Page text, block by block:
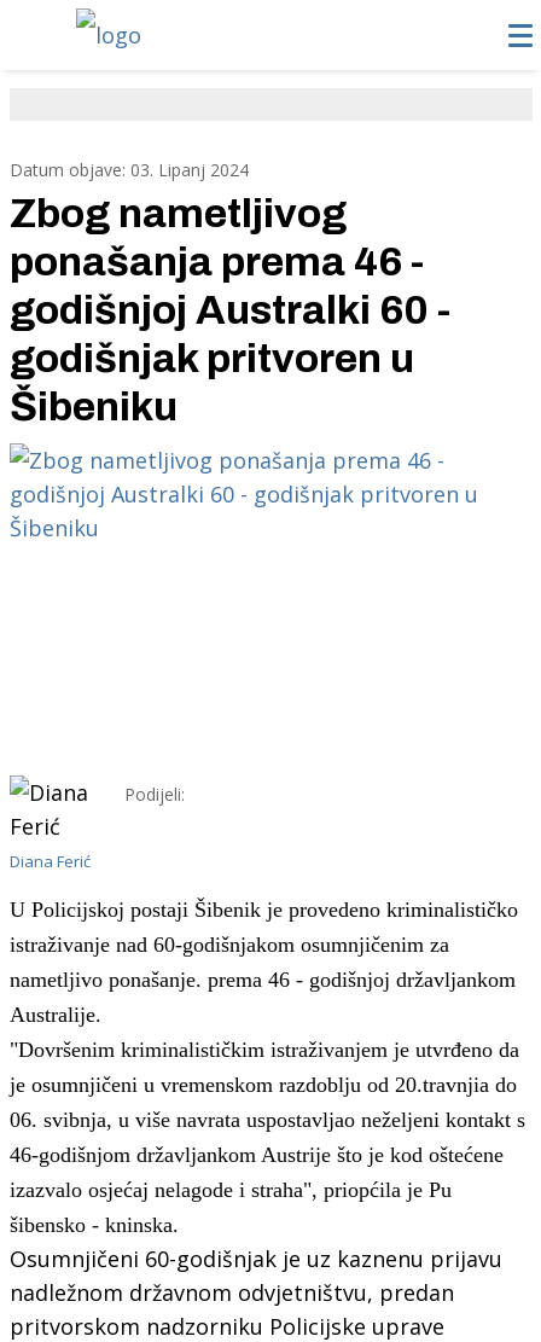
Datum objave: 03. Lipanj 2024
Zbog nametljivog
ponašanja prema 46 -
godišnjoj Australki 60 -
godišnjak pritvoren u
Šibeniku
Diana Ferić
Podijeli:
U Policijskoj postaji Šibenik je provedeno kriminalističko
istraživanje nad 60-godišnjakom osumnjičenim za
nametljivo ponašanje. prema 46 - godišnjoj državljankom
Australije.
"Dovršenim kriminalističkim istraživanjem je utvrđeno da
je osumnjičeni u vremenskom razdoblju od 20.travnjia do
06. svibnja, u više navrata uspostavljao neželjeni kontakt s
46-godišnjom državljankom Austriještoje kod oštećene
izazvalo osjećaj nelagode i straha", priopćila je Pu
šibensko - kninska.
Osumnjičeni 60-godišnjak je uz kaznenu prijavu
nadležnom državnom odvjetništvu, predan
pritvorskom nadzorniku Policijske uprave